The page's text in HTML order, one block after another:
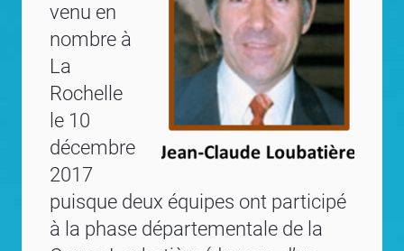
venu en
nombre à
La
Rochelle
le 10
décembre
2017
puisque deux équipes ont participé
à la phase départementale de la